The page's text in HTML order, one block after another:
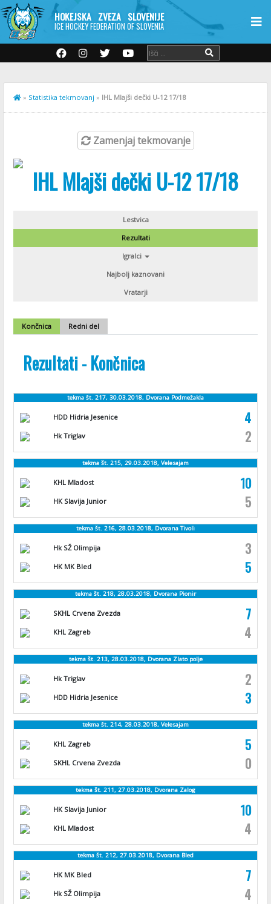
HOKEJSKA ZVEZA SLOVENIJE
ICE HOCKEY FEDERATION OF SLOVENIA
» Statistika tekmovanj » IHL Mlajši dečki U-12 17/18
Zamenjaj tekmovanje
IHL Mlajši dečki U-12 17/18
Lestvica
Rezultati
Igralci
Najbolj kaznovani
Vratarji
Končnica Redni del
Rezultati - Končnica
tekma št. 217, 30.03.2018, Dvorana Podmežakla
HDD Hidria Jesenice 4
Hk Triglav 2
tekma št. 215, 29.03.2018, Velesajam
KHL Mladost 10
HK Slavija Junior 5
tekma št. 216, 28.03.2018, Dvorana Tivoli
Hk SŽ Olimpija 3
HK MK Bled 5
tekma št. 218, 28.03.2018, Dvorana Pionir
SKHL Crvena Zvezda 7
KHL Zagreb 4
tekma št. 213, 28.03.2018, Dvorana Zlato polje
Hk Triglav 2
HDD Hidria Jesenice 3
tekma št. 214, 28.03.2018, Velesajam
KHL Zagreb 5
SKHL Crvena Zvezda 0
tekma št. 211, 27.03.2018, Dvorana Zalog
HK Slavija Junior 10
KHL Mladost 4
tekma št. 212, 27.03.2018, Dvorana Bled
HK MK Bled 7
Hk SŽ Olimpija 4